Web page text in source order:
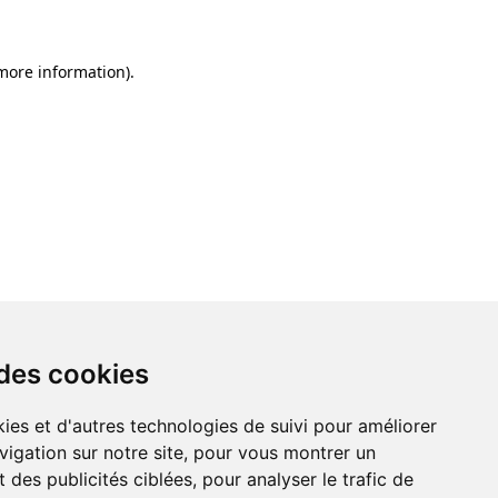
cookies
et d'autres technologies de suivi pour améliorer
sur notre site, pour vous montrer un
des publicités ciblées, pour analyser le trafic de
information).